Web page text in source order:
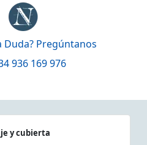
Duda? Pregúntanos
936 169 976
y cubierta